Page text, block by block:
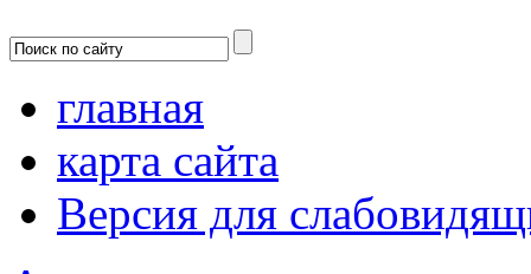
главная
карта сайта
Версия для